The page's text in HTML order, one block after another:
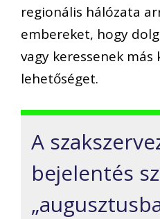
regionális hálózata
embereket, hogy
vagy keressenek más
lehetőséget.
A
bejelentés